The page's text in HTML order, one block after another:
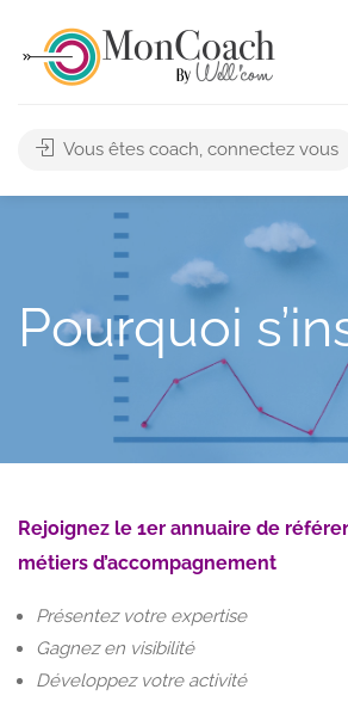
Vous êtes coach, connectez vous
Pourquoi
Rejoignez le 1er annuaire de
métiers d’accompagnement
Présentez votre expertise
Gagnez en visibilité
Développez votre activité